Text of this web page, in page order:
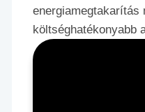
energiamegtakarítás
költséghatékonyabb